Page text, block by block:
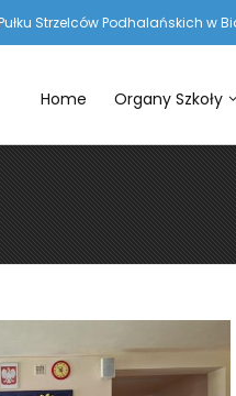
Strzelców Podhalańskich w
Home Organy Szkoły